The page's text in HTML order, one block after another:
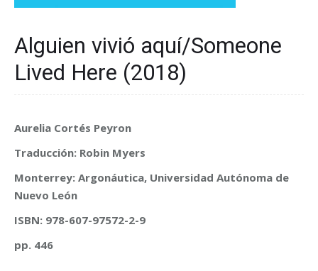
Alguien vivió aquí/Someone
Lived Here (2018)
Aurelia Cortés Peyron
Traducción: Robin Myers
Monterrey: Argonáutica, Universidad Autónoma de
Nuevo León
ISBN: 978-607-97572-2-9
pp. 446